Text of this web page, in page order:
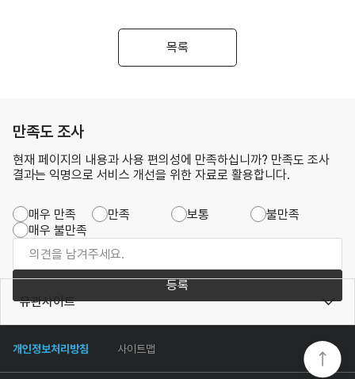
목록
만족도 조사
현재 페이지의 내용과 사용 편의성에 만족하십니까? 만족도 조사
결과는 익명으로 서비스 개선을 위한 자료로 활용합니다.
매우 만족 만족 보통
불만족
매우 불만족
등록
개인정보처리방침 사이트맵
유관사이트